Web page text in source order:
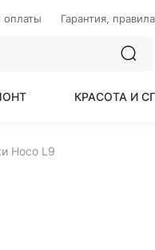
Гарантия,
КРАСОТА И
Hoco L9